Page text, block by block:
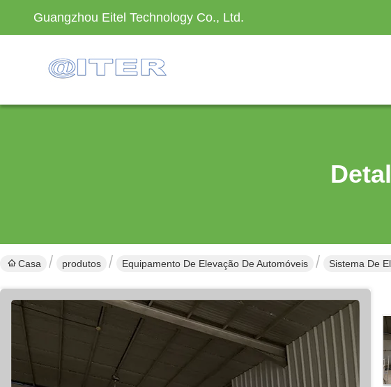
Guangzhou Eitel Technology Co., Ltd.
Casa produtos Equipamento De Elevação De Automóveis Sistema De